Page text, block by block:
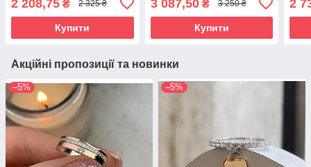
2 208,75 ₴ 2 325 ₴
Купити
3 087,50₴ 3 250 ₴
Купити
2
Акційні пропозиції та новинки
–5% –5%